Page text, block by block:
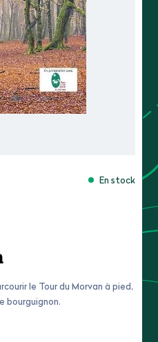
En stock
le Tour du Morvan à pied,
bourguignon.